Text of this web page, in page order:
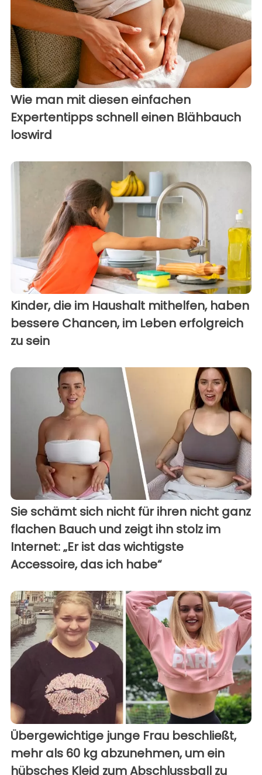
Wie man mit diesen einfachen
Expertentipps schnell einen Blähbauch
loswird
Kinder, die im Haushalt mithelfen, haben
bessere Chancen, im Leben erfolgreich
zu sein
Sie schämt sich nicht für ihren nicht ganz
flachen Bauch und zeigt ihn stolz im
Internet: „Er ist das wichtigste
Accessoire, das ich habe“
Übergewichtige junge Frau beschließt,
mehr als 60 kg abzunehmen, um ein
hübsches Kleid zum Abschlussball zu